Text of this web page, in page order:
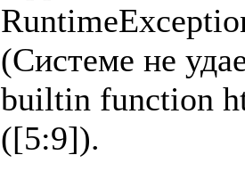
(Системе не
builtin function
([5:9]).